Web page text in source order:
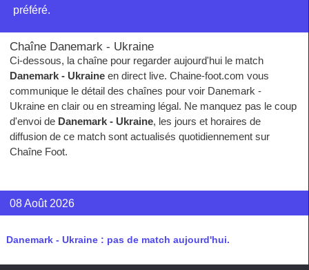
préféré.
Chaîne Danemark - Ukraine
Ci-dessous, la chaîne pour regarder aujourd'hui le match
Danemark - Ukraine en direct live. Chaine-foot.com vous
communique le détail des chaînes pour voir Danemark -
Ukraine en clair ou en streaming légal. Ne manquez pas le coup
d'envoi de Danemark - Ukraine, les jours et horaires de
diffusion de ce match sont actualisés quotidiennement sur
Chaîne Foot.
08 Août 2026
Danemark - Ukraine : pas de match aujourd'hui.